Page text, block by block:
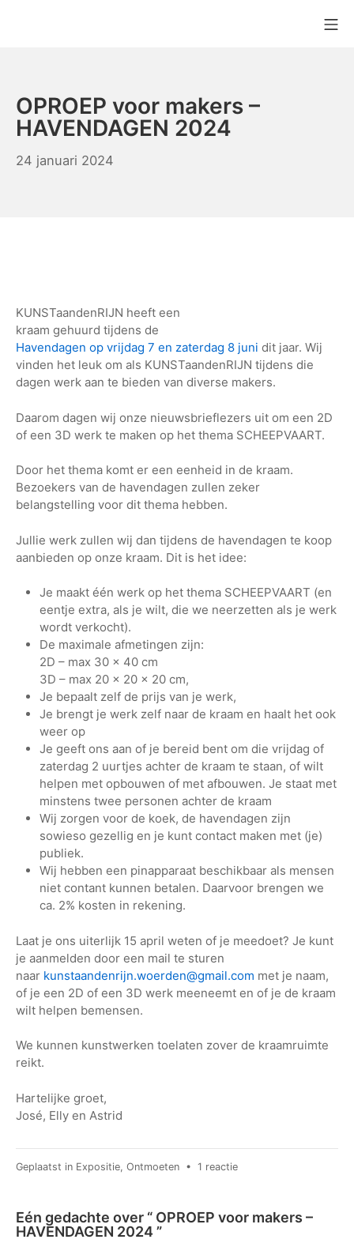
OPROEP voor makers –
HAVENDAGEN 2024
24 januari 2024
KUNSTaandenRIJN heeft een
kraam gehuurd tijdens de
Havendagen op vrijdag 7 en zaterdag 8 juni dit jaar. Wij
vinden het leuk om als KUNSTaandenRIJN tijdens die
dagen werk aan te bieden van diverse makers.
Daarom dagen wij onze nieuwsbrieflezers uit om een 2D
of een 3D werk te maken op het thema SCHEEPVAART.
Door het thema komt er een eenheid in de kraam.
Bezoekers van de havendagen zullen zeker
belangstelling voor dit thema hebben.
Jullie werk zullen wij dan tijdens de havendagen te koop
aanbieden op onze kraam. Dit is het idee:
Je maakt één werk op het thema SCHEEPVAART (en
eentje extra, als je wilt, die we neerzetten als je werk
wordt verkocht).
De maximale afmetingen zijn:
2D – max 30 x 40 cm
3D – max 20 x 20 x 20 cm,
Je bepaalt zelf de prijs van je werk,
Je brengt je werk zelf naar de kraam en haalt het ook
weer op
Je geeft ons aan of je bereid bent om die vrijdag of
zaterdag 2 uurtjes achter de kraam te staan, of wilt
helpen met opbouwen of met afbouwen. Je staat met
minstens twee personen achter de kraam
Wij zorgen voor de koek, de havendagen zijn
sowieso gezellig en je kunt contact maken met (je)
publiek.
Wij hebben een pinapparaat beschikbaar als mensen
niet contant kunnen betalen. Daarvoor brengen we
ca. 2% kosten in rekening.
Laat je ons uiterlijk 15 april weten of je meedoet? Je kunt
je aanmelden door een mail te sturen
naar kunstaandenrijn.woerden@gmail.com met je naam,
of je een 2D of een 3D werk meeneemt en of je de kraam
wilt helpen bemensen.
We kunnen kunstwerken toelaten zover de kraamruimte
reikt.
Hartelijke groet,
José, Elly en Astrid
Geplaatst in Expositie, Ontmoeten • 1 reactieop
makers
Eén gedachte over “ OPROEP voor makers –
HAVENDAGEN 2024 ”